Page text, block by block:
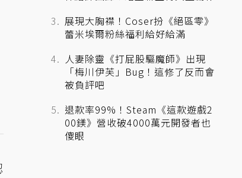
展現大胸襟！Coser扮《絕區零》
蕾米埃爾粉絲福利給好給滿
人妻除靈《打屁股驅魔師》出現
「梅川伊芙」Bug！這修了反而會
被負評吧
退款率99%！Steam《這款遊戲2
00鎂》營收破4000萬元開發者也
傻眼